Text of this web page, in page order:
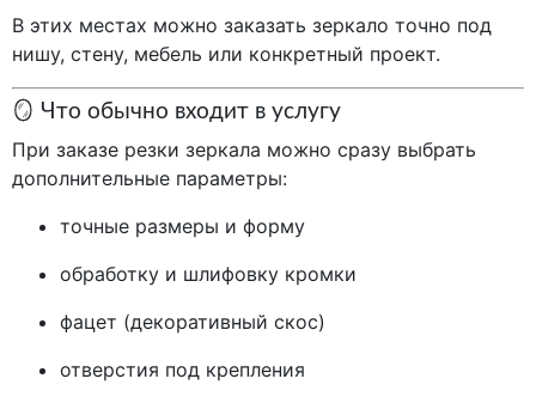
В этих местах можно заказать зеркало точно под
нишу, стену, мебель или конкретный проект.
🪞 Что обычно входит в услугу
При заказе резки зеркала можно сразу выбрать
дополнительные параметры:
точные размеры и форму
обработку и шлифовку кромки
фацет (декоративный скос)
отверстия под крепления